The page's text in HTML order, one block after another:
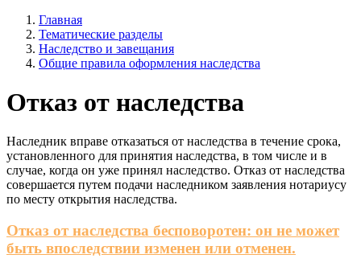
Главная
Тематические разделы
Наследство и завещания
Общие правила оформления наследства
Отказ от наследства
Наследник вправе отказаться от наследства в течение срока,
установленного для принятия наследства, в том числе и в
случае, когда он уже принял наследство. Отказ от наследства
совершается путем подачи наследником заявления нотариусу
по месту открытия наследства.
Отказ от наследства бесповоротен: он не может
быть впоследствии изменен или отменен.